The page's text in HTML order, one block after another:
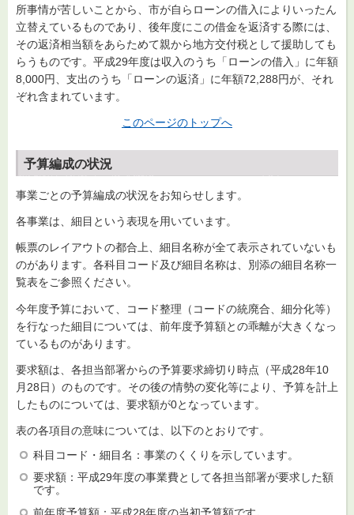
所事情が苦しいことから、市が自らローンの借入によりいったん
立替えているものであり、後年度にこの借金を返済する際には、
その返済相当額をあらためて親から地方交付税として援助しても
らうものです。平成29年度は収入のうち「ローンの借入」に年額
8,000円、支出のうち「ローンの返済」に年額72,288円が、それ
ぞれ含まれています。
このページのトップへ
予算編成の状況
事業ごとの予算編成の状況をお知らせします。
各事業は、細目という表現を用いています。
帳票のレイアウトの都合上、細目名称が全て表示されていないも
のがあります。各科目コード及び細目名称は、別添の細目名称一
覧表をご参照ください。
今年度予算において、コード整理（コードの統廃合、細分化等）
を行なった細目については、前年度予算額との乖離が大きくなっ
ているものがあります。
要求額は、各担当部署からの予算要求締切り時点（平成28年10
月28日）のものです。その後の情勢の変化等により、予算を計上
したものについては、要求額が0となっています。
表の各項目の意味については、以下のとおりです。
科目コード・細目名：事業のくくりを示しています。
要求額：平成29年度の事業費として各担当部署が要求した額
です。
前年度予算額：平成28年度の当初予算額です。